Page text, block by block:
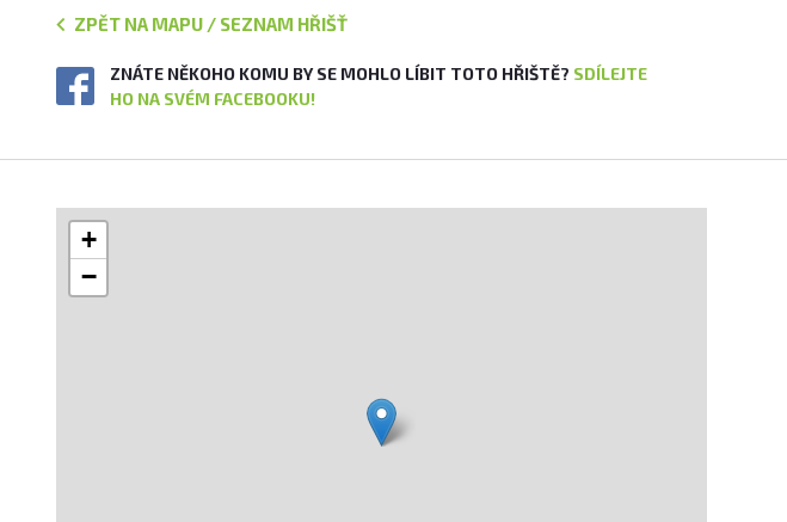
ZPĚT NA MAPU / SEZNAM HŘIŠŤ
ZNÁTE NĚKOHO KOMU BY SE MOHLO LÍBIT TOTO HŘIŠTĚ? SDÍLEJTE
HO NA SVÉM FACEBOOKU!
+
−